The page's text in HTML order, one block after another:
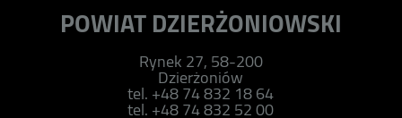
POWIAT DZIERŻONIOWSKI
Rynek 27, 58-200
Dzierżoniów
tel. +48 74 832 18 64
tel. +48 74 832 52 00